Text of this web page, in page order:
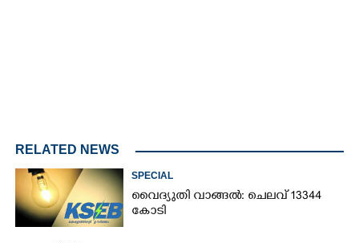
RELATED NEWS
SPECIAL
വൈദ്യുതി വാങ്ങൽ: ചെലവ് 13344
കോടി